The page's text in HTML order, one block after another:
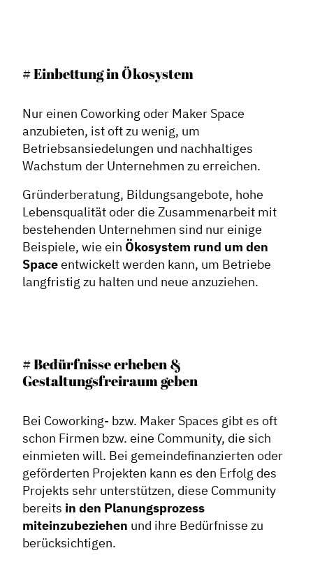
# Einbettung in Ökosystem
Nur einen Coworking oder Maker Space
anzubieten, ist oft zu wenig, um
Betriebsansiedelungen und nachhaltiges
Wachstum der Unternehmen zu erreichen.
Gründerberatung, Bildungsangebote, hohe
Lebensqualität oder die Zusammenarbeit mit
bestehenden Unternehmen sind nur einige
Beispiele, wie ein Ökosystem rund um den
Spaceentwickelt werden kann, um Betriebe
langfristig zu halten und neue anzuziehen.
# Bedürfnisse erheben &
Gestaltungsfreiraum geben
Bei Coworking- bzw. Maker Spaces gibt es oft
schon Firmen bzw. eine Community, die sich
einmieten will. Bei gemeindefinanzierten oder
geförderten Projekten kann es den Erfolg des
Projekts sehr unterstützen, diese Community
bereits in den Planungsprozess
miteinzubeziehen und ihre Bedürfnisse zu
berücksichtigen.